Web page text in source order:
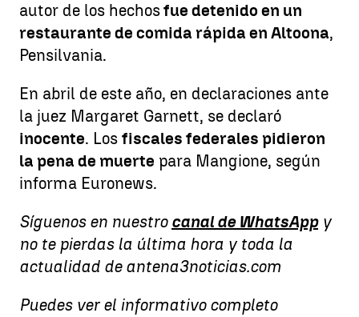
autor de los hechosfue detenido en un
restaurante de comida rápida en Altoona,
Pensilvania.
En abril de este año, en declaraciones ante
la juez Margaret Garnett, se declaró
inocente. Los fiscales federales pidieron
la pena de muerte para Mangione, según
informa Euronews.
Síguenos en nuestro canal de WhatsAppy
no te pierdas la última hora y toda la
actualidad de antena3noticias.com
Puedes ver el informativo completo